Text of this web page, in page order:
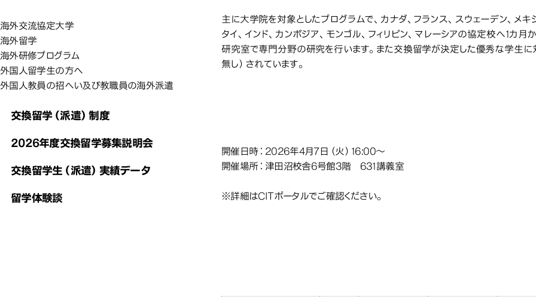
海外交流協定大学
海外留学
海外研修プログラム
外国人留学生の方へ
外国人教員の招へい及び教職員の海外派遣
交換留学（派遣）制度
2026年度交換留学募集説明会
交換留学生（派遣）実績データ
留学体験談
交換留学（派遣）制度
主に大学院を対象としたプログラムで、カナダ、フランス、スウェーデン、メキ
タイ、インド、カンボジア、モンゴル、フィリピン、マレーシアの協定校へ1カ
研究室で専門分野の研究を行います。また交換留学が決定した優秀な学生に
無し）されています。
2026年度交換留学募集説明会
開催日時：2026年4月7日（火）16:00～
開催場所：津田沼校舎6号館3階 631講義室
※詳細はCITポータルでご確認ください。